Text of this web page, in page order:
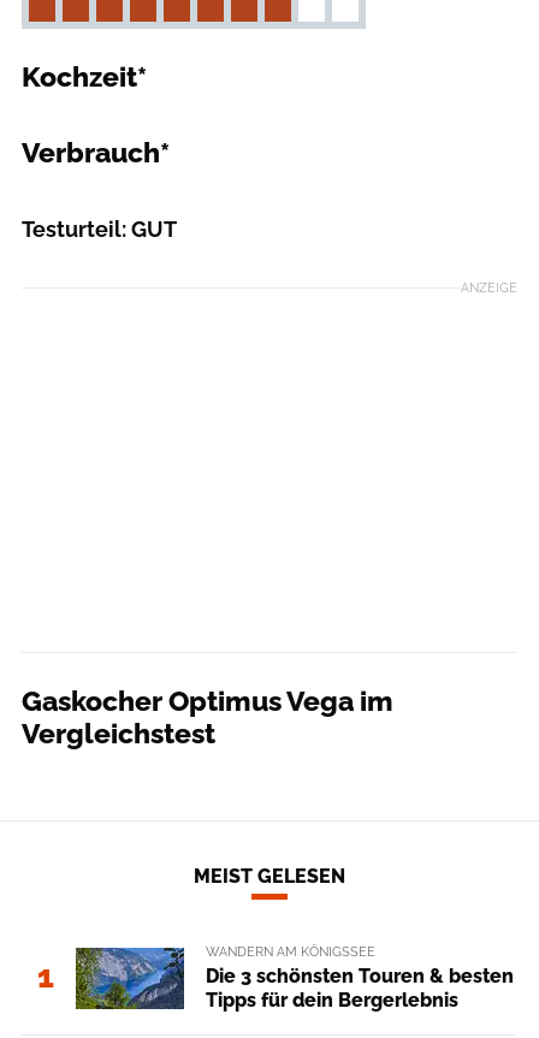
Kochzeit*
Verbrauch*
Testurteil: GUT
ANZEIGE
Gaskocher Optimus Vega im
Vergleichstest
MEIST GELESEN
1
WANDERN AM KÖNIGSSEE
Die 3 schönsten Touren & besten
Tipps für dein Bergerlebnis